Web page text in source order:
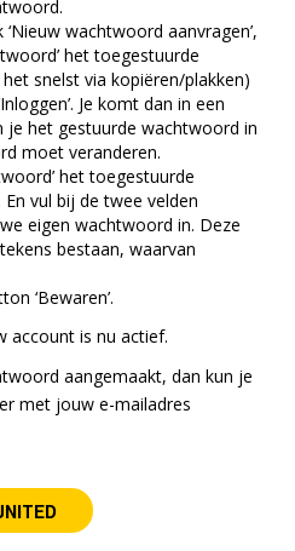
wachtwoord aanvragen’,
het toegestuurde
snelst via kopiëren/plakken)
Je komt dan in een
je het gestuurde wachtwoord in
moet veranderen.
het toegestuurde
vul bij de twee velden
eigen wachtwoord in. Deze
bestaan, waarvan
‘Bewaren’.
account is nu actief.
aangemaakt, dan kun je
met jouw e-mailadres